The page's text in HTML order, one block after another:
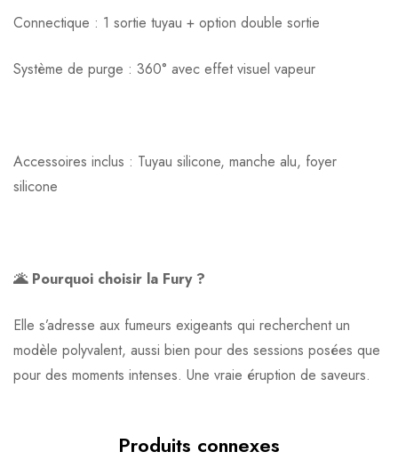
Connectique : 1 sortie tuyau + option double sortie
Système de purge : 360° avec effet visuel vapeur
Accessoires inclus : Tuyau silicone, manche alu, foyer
silicone
🌋 Pourquoi choisir la Fury ?
Elle s’adresse aux fumeurs exigeants qui recherchent un
modèle polyvalent, aussi bien pour des sessions posées que
pour des moments intenses. Une vraie éruption de saveurs.
Produits connexes